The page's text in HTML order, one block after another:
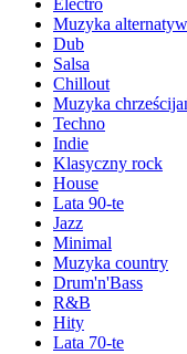
Electro
Muzyka
Dub
Salsa
Chillout
Muzyka
Techno
Indie
Klasyczny rock
House
Lata 90-te
Jazz
Minimal
Muzyka country
Drum'n'Bass
R&B
Hity
Lata 70-te